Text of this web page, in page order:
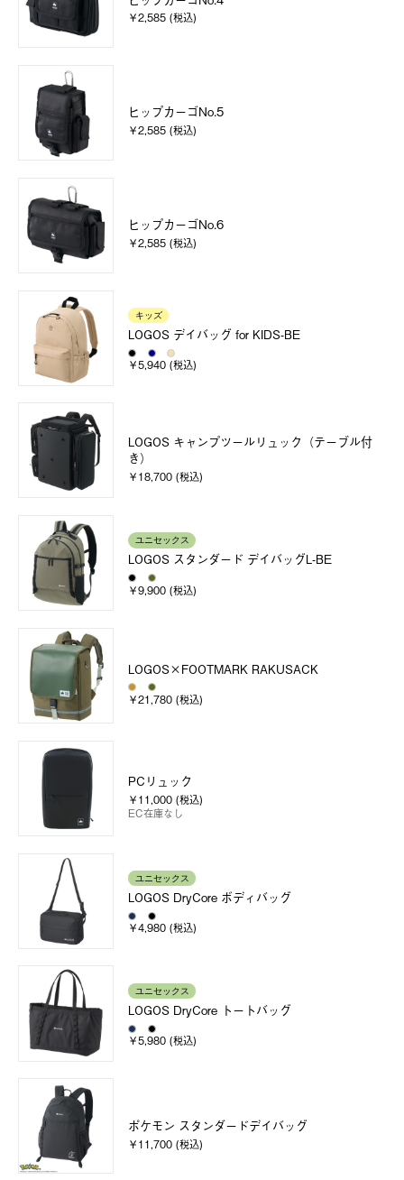
￥2,585 (税込)
ヒップカーゴNo.5
￥2,585 (税込)
ヒップカーゴNo.6
￥2,585 (税込)
キッズ
LOGOS デイバッグ for KIDS-BE
￥5,940 (税込)
LOGOS キャンプツールリュック（テーブル付
き）
￥18,700 (税込)
ユニセックス
LOGOS スタンダード デイバッグL-BE
￥9,900 (税込)
LOGOS×FOOTMARK RAKUSACK
￥21,780 (税込)
PCリュック
￥11,000 (税込)
EC在庫なし
ユニセックス
LOGOS DryCore ボディバッグ
￥4,980 (税込)
ユニセックス
LOGOS DryCore トートバッグ
￥5,980 (税込)
ポケモン スタンダードデイバッグ
￥11,700 (税込)